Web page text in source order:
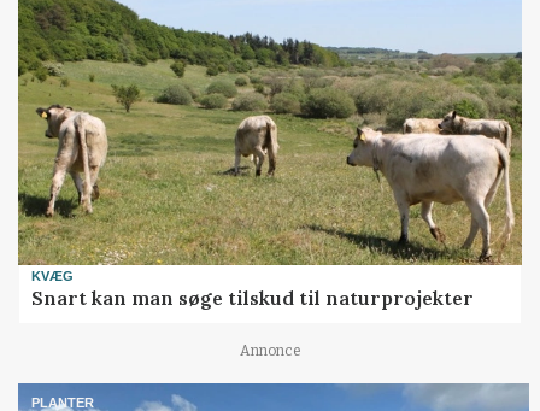
KVÆG
Snart kan man søge tilskud til naturprojekter
Annonce
PLANTER